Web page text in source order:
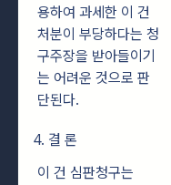
용하여 과세한 이 건
처분이 부당하다는 청
구주장을 받아들이기
는 어려운 것으로 판
단된다.
4. 결 론
이 건 심판청구는